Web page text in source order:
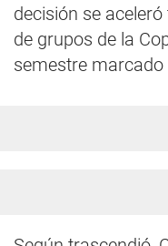
decisión se
de grupos de la
semestre